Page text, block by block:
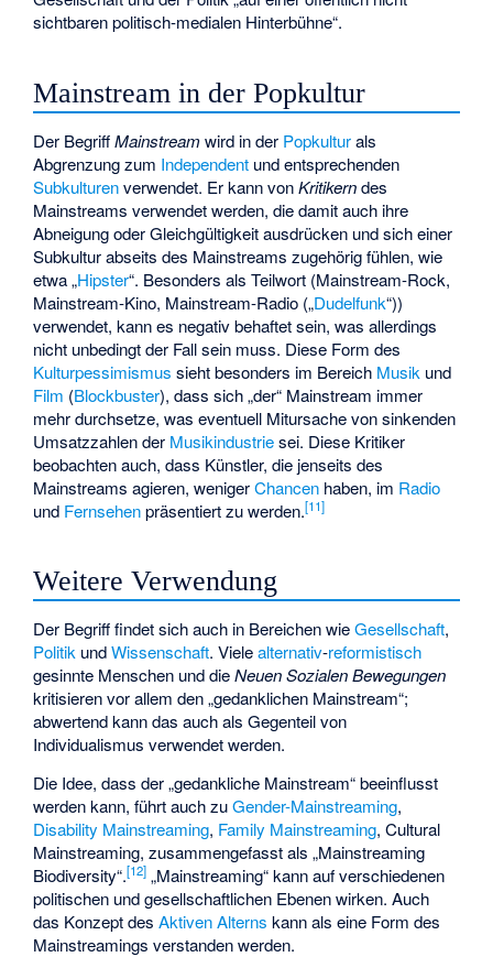
sichtbaren politisch-medialen Hinterbühne“.
Mainstream in der Popkultur
Der BegriffMainstream wird in der Popkulturals
Abgrenzung zum Independent und entsprechenden
Subkulturenverwendet. Er kann vonKritikerndes
Mainstreams verwendet werden, die damit auch ihre
Abneigung oder Gleichgültigkeit ausdrücken und sich einer
Subkultur abseits des Mainstreams zugehörig fühlen, wie
etwa „Hipster“. Besonders als Teilwort (Mainstream-Rock,
Mainstream-Kino, Mainstream-Radio („Dudelfunk“))
verwendet, kann es negativ behaftet sein, was allerdings
nicht unbedingt der Fall sein muss. Diese Form des
Kulturpessimismus sieht besonders im Bereich Musik und
Film (Blockbuster), dass sich „der“ Mainstream immer
mehr durchsetze, was eventuell Mitursache von sinkenden
Umsatzzahlen der Musikindustriesei. Diese Kritiker
beobachten auch, dass Künstler, die jenseits des
Mainstreams agieren, wenigerChancen haben, im Radio
und Fernsehenpräsentiert zu werden.[11]
Weitere Verwendung
Der Begriff findet sich auch in Bereichen wieGesellschaft,
Politik undWissenschaft. Vielealternativ-reformistisch
gesinnte Menschen und dieNeuen Sozialen Bewegungen
kritisieren vor allem den „gedanklichen Mainstream“;
abwertend kann das auch als Gegenteil von
Individualismus verwendet werden.
Die Idee, dass der „gedankliche Mainstream“ beeinflusst
werden kann, führt auch zuGender-Mainstreaming,
Disability Mainstreaming, Family Mainstreaming,Cultural
Mainstreaming, zusammengefasst als „Mainstreaming
Biodiversity“.[12] „Mainstreaming“ kann auf verschiedenen
politischen und gesellschaftlichen Ebenen wirken. Auch
das Konzept desAktiven Alterns kann als eine Form des
Mainstreamings verstanden werden.